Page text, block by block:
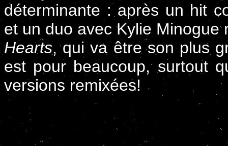
déterminante : après un hit
et un duo avec Kylie
Hearts, qui va être son plus
est pour beaucoup, surtout
versions remixées!